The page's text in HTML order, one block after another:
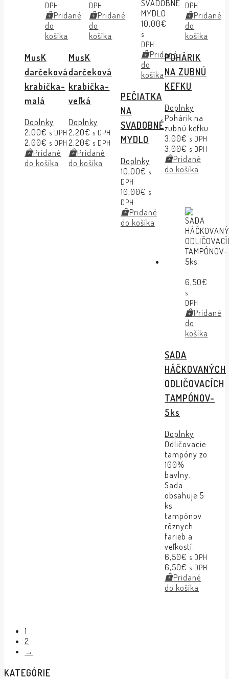
DPH
Pridané
do
košíka
MusK
darčeková
krabička-
malá
Doplnky
2,00€ s DPH
2,00€ s DPH
Pridané
do košíka
DPH
Pridané
do
košíka
MusK
darčeková
krabička-
veľká
Doplnky
2,20€ s DPH
2,20€ s DPH
Pridané
do košíka
10,00€
s
DPH
Pridané
do
košíka
PEČIATKA
NA
SVADOBNÉ
MYDLO
Doplnky
10,00€ s
DPH
10,00€ s
DPH
Pridané
do košíka
DPH
Pridané
do
košíka
POHÁRIK
NA ZUBNÚ
KEFKU
Doplnky
Pohárik na
zubnú kefku
3,00€ s DPH
3,00€ s DPH
Pridané
do košíka
6,50€
s
DPH
Pridané
do
košíka
SADA
HÁČKOVANÝCH
ODLIČOVACÍCH
TAMPÓNOV-
5ks
Doplnky
Odličovacie
tampóny zo
100%
bavlny.
Sada
obsahuje 5
ks
tampónov
rôznych
farieb a
veľkostí.
6,50€ s DPH
6,50€ s DPH
Pridané
do košíka
1
2
→
KATEGÓRIE